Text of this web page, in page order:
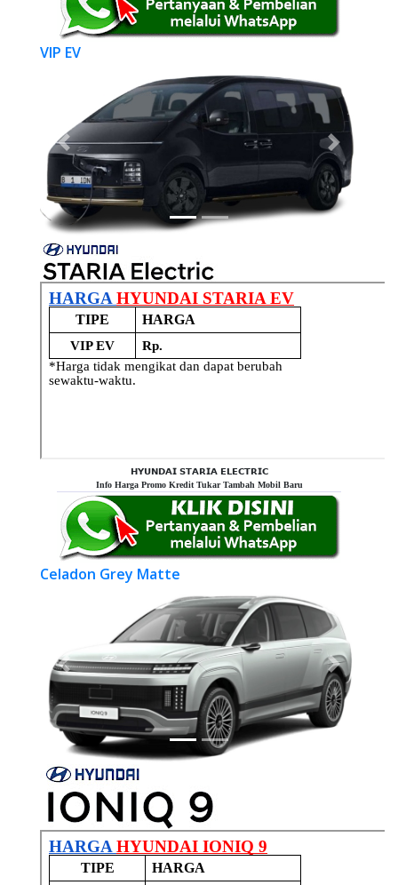
VIP EV
Previous Next
𝗛𝗬𝗨𝗡𝗗𝗔𝗜 𝗦𝗧𝗔𝗥𝗜𝗔 𝗘𝗟𝗘𝗖𝗧𝗥𝗜𝗖
Info Harga Promo Kredit Tukar Tambah Mobil Baru
Celadon Grey Matte
Previous Next